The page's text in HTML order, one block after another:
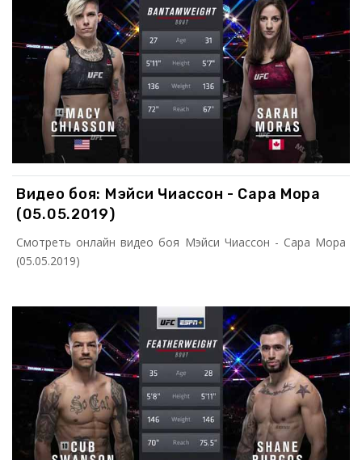
Видео боя: Мэйси Чиассон - Сара Мора
(05.05.2019)
Смотреть онлайн видео боя Мэйси Чиассон - Сара Мора
(05.05.2019)